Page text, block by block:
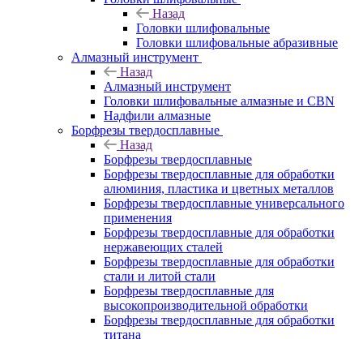
Назад
Головки шлифовальные
Головки шлифовальные абразивные
Алмазный инструмент
Назад
Алмазный инструмент
Головки шлифовальные алмазные и CBN
Надфили алмазные
Борфрезы твердосплавные
Назад
Борфрезы твердосплавные
Борфрезы твердосплавные для обработки
алюминия, пластика и цветных металлов
Борфрезы твердосплавные универсального
применения
Борфрезы твердосплавные для обработки
нержавеющих сталей
Борфрезы твердосплавные для обработки
стали и литой стали
Борфрезы твердосплавные для
высокопроизводительной обработки
Борфрезы твердосплавные для обработки
титана